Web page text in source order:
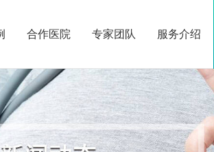
合作医院 专家团队 服务介绍